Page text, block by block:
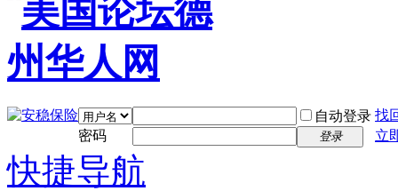
自动登录 找
密码
登录 立
快捷导航